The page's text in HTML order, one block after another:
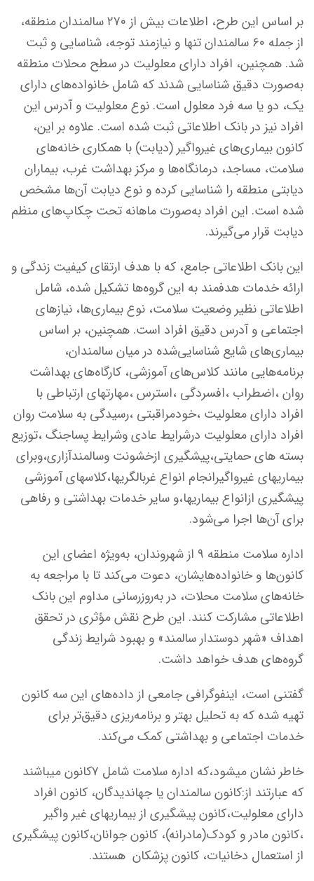
بر اساس این طرح، اطلاعات بیش از ۲۷۰ سالمندان منطقه،
از جمله ۶۰ سالمندان تنها و نیازمند توجه، شناسایی و ثبت
شد. همچنین، افراد دارای معلولیت در سطح محلات منطقه
به‌صورت دقیق شناسایی شدند که شامل خانواده‌های دارای
یک، دو یا سه فرد معلول است. نوع معلولیت و آدرس این
افراد نیز در بانک اطلاعاتی ثبت شده است. علاوه بر این،
کانون بیماری‌های غیرواگیر (دیابت) با همکاری خانه‌های
سلامت، مساجد، درمانگاه‌ها و مرکز بهداشت غرب، بیماران
دیابتی منطقه را شناسایی کرده و نوع دیابت آن‌ها مشخص
شده است. این افراد به‌صورت ماهانه تحت چکاپ‌های منظم
دیابت قرار می‌گیرند.
این بانک اطلاعاتی جامع، که با هدف ارتقای کیفیت زندگی و
ارائه خدمات هدفمند به این گروه‌ها تشکیل شده، شامل
اطلاعاتی نظیر وضعیت سلامت، نوع بیماری‌ها، نیازهای
اجتماعی و آدرس دقیق افراد است. همچنین، بر اساس
بیماری‌های شایع شناسایی‌شده در میان سالمندان،
برنامه‌هایی مانند کلاس‌های آموزشی، کارگاه‌های بهداشت
روان ،اضطراب ،افسردگی ،استرس ،مهارتهای ارتباطی با
افراد دارای معلولیت ،خودمراقبتی ،رسیدگی به سلامت روان
افراد دارای معلولیت درشرایط عادی وشرایط پساجنگ ،توزیع
بسته های حمایتی،پیشگیری ازخشونت وسالمندآزاری،وبرای
بیماریهای غیرواگیرانجام انواع غربالگریها،کلاسهای آموزشی
پیشگیری ازانواع بیماریها،و سایر خدمات بهداشتی و رفاهی
برای آن‌ها اجرا می‌شود.
اداره سلامت منطقه ۹ از شهروندان، به‌ویژه اعضای این
کانون‌ها و خانواده‌هایشان، دعوت می‌کند تا با مراجعه به
خانه‌های سلامت محلات، در به‌روزرسانی مداوم این بانک
اطلاعاتی مشارکت کنند. این طرح نقش مؤثری در تحقق
اهداف «شهر دوستدار سالمند» و بهبود شرایط زندگی
گروه‌های هدف خواهد داشت.
گفتنی است، اینفوگرافی جامعی از داده‌های این سه کانون
تهیه شده که به تحلیل بهتر و برنامه‌ریزی دقیق‌تر برای
خدمات اجتماعی و بهداشتی کمک می‌کند.
خاطر نشان میشود،که اداره سلامت شامل ۷کانون میباشند
که عبارتند از:کانون سالمندان یا جهاندیدگان، کانون افراد
دارای معلولیت،کانون پیشگیری از بیماریهای غیر واگیر
،کانون مادر و کودک(مادرانه)، کانون جوانان،کانون پیشگیری
از استعمال دخانیات، کانون پزشکان هستند.